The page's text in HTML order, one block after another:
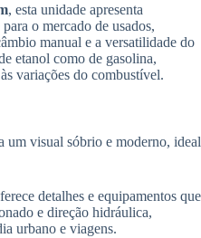
, esta unidade apresenta
o mercado de usados,
manual e a versatilidade do
etanol como de gasolina,
variações do combustível.
um visual sóbrio e moderno, ideal
detalhes e equipamentos que
e direção hidráulica,
urbano e viagens.